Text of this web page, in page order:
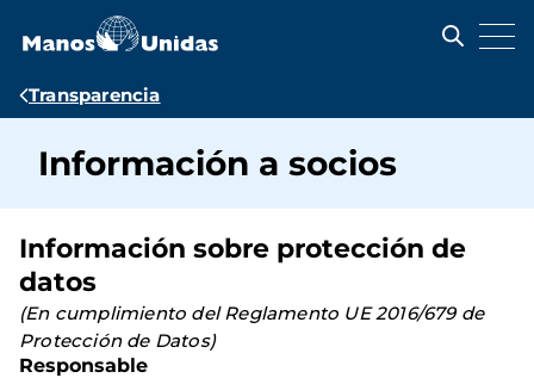
contenido
Ruta
navegación
Transparencia
Información a socios
Información sobre protección de
datos
(En cumplimiento del Reglamento UE 2016/679 de
Protección de Datos)
Responsable